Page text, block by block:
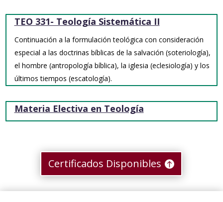
TEO 331- Teología Sistemática II
Continuación a la formulación teológica con consideración
especial a las doctrinas bíblicas de la salvación (soteriología),
el hombre (antropología bíblica), la iglesia (eclesiología) y los
últimos tiempos (escatología).
Materia Electiva en Teología
Certificados Disponibles